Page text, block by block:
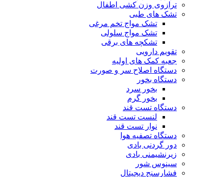
ترازوی وزن کشی اطفال
تشک های طبی
تشک مواج تخم مرغی
تشک مواج سلولی
تشکچه های برقی
تقویم دارویی
جعبه کمک های اولیه
دستگاه اصلاح سر و صورت
دستگاه بخور
بخور سرد
بخور گرم
دستگاه تست قند
لنست تست قند
نوار تست قند
دستگاه تصفیه هوا
دور گردنی بادی
زیرنشیمنی بادی
سینوس شور
فشارسنج دیجیتال